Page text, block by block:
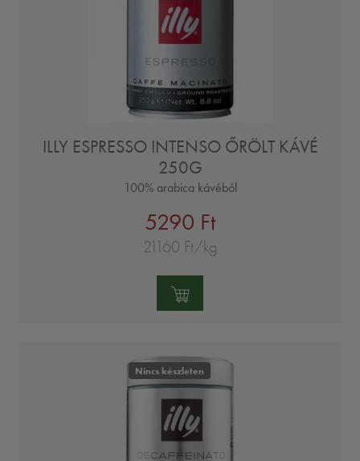
ILLY ESPRESSO INTENSO ŐRÖLT KÁVÉ
250G
100% arabica kávéból
5290 Ft
21160 Ft/kg
Mennyiség:
Nincs készleten